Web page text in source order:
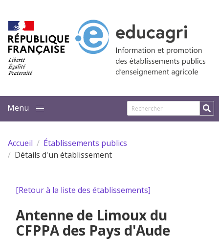
Accueil
Établissements publics
Détails d'un établissement
[Retour à la liste des établissements]
Antenne de Limoux du
CFPPA des Pays d'Aude